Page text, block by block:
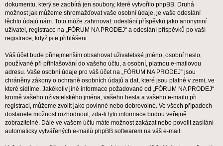
dokumentu, který se zaobírá jen soubory, které vytvořilo phpBB. Druhá
možnost jak můžeme shromažďovat vaše osobní údaje, je vaše odeslání
těchto údajů nám. Toto může zahrnovat: odeslání příspěvků jako anonymní
uživatel, registrace na „FÓRUM NA PRODEJ“ a odeslání příspěvků po vaší
registrace, když jste přihlášeni.
Váš účet bude přinejmenším obsahovat uživatelské jméno, osobní heslo,
používané při přihlašování do vašeho účtu, a osobní, platnou e-mailovou
adresu. Vaše osobní údaje pro váš účet na „FÓRUM NA PRODEJ“ jsou
chráněny zákony o ochraně osobních údajů a dat, které jsou platné v zemi, ve
které sídlíme. Jakékoliv jiné informace požadované od „FÓRUM NA PRODEJ“
kromě vašeho uživatelského jména, vašeho hesla a vašeho e-mailu při
registraci, můžeme zvolit jako povinné nebo dobrovolné. Ve všech případech
dostanete možnost rozhodnout, zda-li tyto informace budou veřejně
zobrazitelné. Dále ve vašem účtu máte možnost zakázat nebo povolit zasílání
automaticky vytvářených e-mailů phpBB softwarem na váš e-mail.